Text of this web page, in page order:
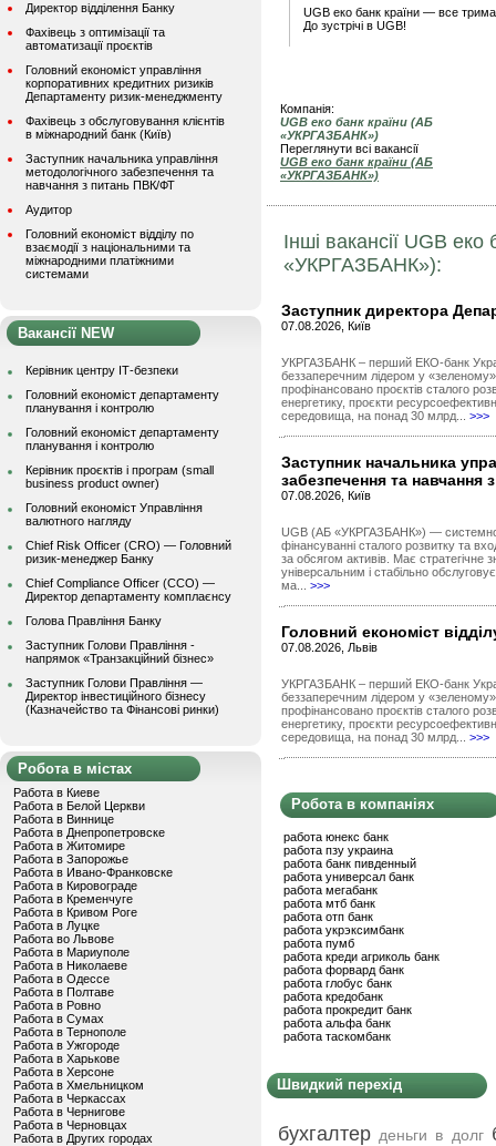
Директор відділення Банку
Фахівець з оптимізації та
автоматизації проєктів
Головний економіст управління
корпоративних кредитних ризиків
Департаменту ризик-менеджменту
Фахівець з обслуговування клієнтів
в міжнародний банк (Київ)
Заступник начальника управління
методологічного забезпечення та
навчання з питань ПВК/ФТ
Аудитор
Головний економіст відділу по
взаємодії з національними та
міжнародними платіжними
системами
Вакансії NEW
Керівник центру ІТ-безпеки
Головний економіст департаменту
планування і контролю
Головний економіст департаменту
планування і контролю
Керівник проєктів і програм (small
business product owner)
Головний економіст Управління
валютного нагляду
Chief Risk Officer (CRO) — Головний
ризик-менеджер Банку
Chief Compliance Officer (CCO) —
Директор департаменту комплаєнсу
Голова Правління Банку
Заступник Голови Правління -
напрямок «Транзакційний бізнес»
Заступник Голови Правління —
Директор інвестиційного бізнесу
(Казначейство та Фінансові ринки)
Робота в містах
Работа в Киеве
Работа в Белой Церкви
Работа в Виннице
Работа в Днепропетровске
Работа в Житомире
Работа в Запорожье
Работа в Ивано-Франковске
Работа в Кировограде
Работа в Кременчуге
Работа в Кривом Роге
Работа в Луцке
Работа во Львове
Работа в Мариуполе
Работа в Николаеве
Работа в Одессе
Работа в Полтаве
Работа в Ровно
Работа в Сумах
Работа в Тернополе
Работа в Ужгороде
Работа в Харькове
Работа в Херсоне
Работа в Хмельницком
Работа в Черкассах
Работа в Чернигове
Работа в Черновцах
Работа в Других городах
UGB еко банк країни — все
До зустрічі в UGB!
Компанія:
UGB еко банк країни (АБ
«УКРГАЗБАНК»)
Переглянути всі вакансії
UGB еко банк країни (АБ
«УКРГАЗБАНК»)
Інші вакансії UGB
«УКРГАЗБАНК»):
Заступник директора
07.08.2026, Київ
УКРГАЗБАНК – перший ЕКО-банк
беззаперечним лідером у
профінансовано проєктів сталого
енергетику, проєкти
середовища, на понад 30 млрд... >>>
Заступник начальника
забезпечення та навчання
07.08.2026, Київ
UGB (АБ «УКРГАЗБАНК») —
фінансуванні сталого розвитку та
за обсягом активів. Має стратегічне
універсальним і стабільно
ма... >>>
Головний економіст
07.08.2026, Львів
УКРГАЗБАНК – перший ЕКО-банк
беззаперечним лідером у
профінансовано проєктів сталого
енергетику, проєкти
середовища, на понад 30 млрд... >>>
Робота в компаніях
работа юнекс банк
работа пзу украина
работа банк пивденный
работа универсал банк
работа мегабанк
работа мтб банк
работа отп банк
работа укрэксимбанк
работа пумб
работа креди агриколь банк
работа форвард банк
работа глобус банк
работа кредобанк
работа прокредит банк
работа альфа банк
работа таскомбанк
Швидкий перехід
бухгалтер деньги в долг